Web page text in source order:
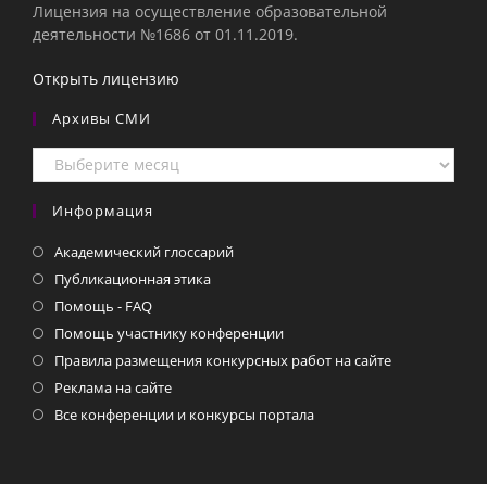
Лицензия на осуществление образовательной
деятельности №1686 от 01.11.2019.
Открыть лицензию
Архивы СМИ
Архивы
СМИ
Информация
Академический глоссарий
Публикационная этика
Помощь - FAQ
Помощь участнику конференции
Правила размещения конкурсных работ на сайте
Реклама на сайте
Все конференции и конкурсы портала